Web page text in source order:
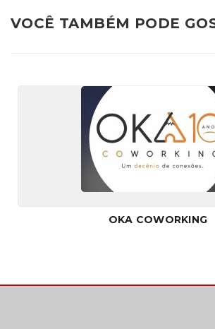
VOCÊ TAMBÉM PODE
OKA COWORKING